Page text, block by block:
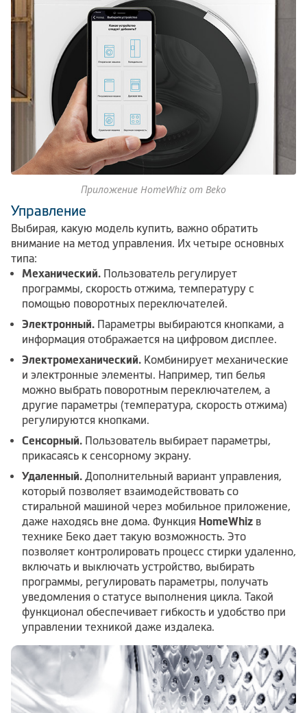
Приложение HomeWhiz от Beko
Управление
Выбирая, какую модель купить, важно обратить
внимание на метод управления. Их четыре основных
типа:
Механический. Пользователь регулирует
программы, скорость отжима, температуру с
помощью поворотных переключателей.
Электронный. Параметры выбираются кнопками, а
информация отображается на цифровом дисплее.
Электромеханический. Комбинирует механические
и электронные элементы. Например, тип белья
можно выбрать поворотным переключателем, а
другие параметры (температура, скорость отжима)
регулируются кнопками.
Сенсорный. Пользователь выбирает параметры,
прикасаясь к сенсорному экрану.
Удаленный. Дополнительный вариант управления,
который позволяет взаимодействовать со
стиральной машиной через мобильное приложение,
даже находясь вне дома. Функция HomeWhiz в
технике Беко дает такую возможность. Это
позволяет контролировать процесс стирки удаленно,
включать и выключать устройство, выбирать
программы, регулировать параметры, получать
уведомления о статусе выполнения цикла. Такой
функционал обеспечивает гибкость и удобство при
управлении техникой даже издалека.